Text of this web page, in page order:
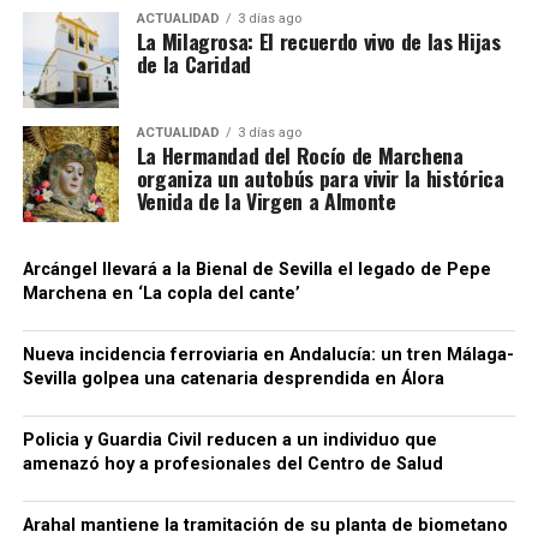
La llegada y empleo de la artillería terminó
resultando decisiva. Por eso sería más preciso
afirmar que Rodrigo fue uno de los principales
impulsores militares de la operación, no el
conquistador único de Setenil.
La localidad recuerda aquellos hechos en su Fiesta
de Moros y Cristianos. El pueblo se transforma en un
El original de esta obra se conserva en el Museo
de Filadelfia. Está firmado por Ribera y fechado
criadores de caballos de Marchena eran
los grandes capitales del municipio como
Ildefonso Perez de Vargas, Pedro Sanz,
José Díez de la Cortina, José de la
Concha, Lorenzo Cortina, Pedro José de
Torres, Juan Ternero Olmo, Rosa Civico,
Viuda de Ibarra, Tomás de Morales,
Baltasar Sainz, Manuela Ternero, Antonio
Lopez Olmo, Fernando y Juan Martínez,
José Vázquez Navarro, Francisco
Lorenzo Platero, Pastora Conejero,
Josefa Alvarez, Juan Fernández,
Josefa Diosdado, Juan Manuel Vergara,
También hubo en Marchena tradición de soltar
toros de cuerda, el último de los que tenemos
constancia fue en
soltó el último toro de cuerda de que se tiene
noticia escrita en Marchena dejando
numerosos heridos entre ellos un cura.
ACTUALIDAD 3 días ago
La Milagrosa: El recuerdo vivo de las Hijas
de la Caridad
ACTUALIDAD 3 días ago
La Hermandad del Rocío de Marchena
organiza un autobús para vivir la histórica
Venida de la Virgen a Almonte
Arcángel llevará a la Bienal de Sevilla el legado de Pepe
Marchena en ‘La copla del cante’
Nueva incidencia ferroviaria en Andalucía: un tren Málaga-
Sevilla golpea una catenaria desprendida en Álora
Policia y Guardia Civil reducen a un individuo que
amenazó hoy a profesionales del Centro de Salud
Arahal mantiene la tramitación de su planta de biometano